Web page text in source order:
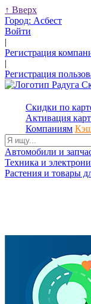
↑ Вверх
Город: Асбест
Войти
|
Регистрация
|
Регистрация
Скидки по
Активация
Компаниям
Автомобили и
Техника и
Растения и товары